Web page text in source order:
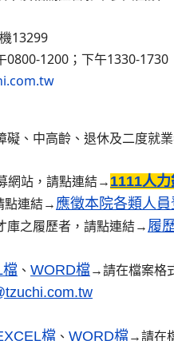
13299
0800-1200；下午1330-1730
礙、中高齡、退休及二度就
網站，請點連結→ 1111人
點連結→ 應徵本院各類人
之履歷者，請點連結→ 履
檔 、 WORD檔 →請在檔案格
檔 、 WORD檔 →請在